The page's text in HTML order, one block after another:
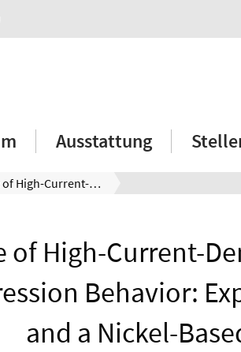
Ausstattung
Influence of High-Current-Density Impulses on the Compression Behavior: Experiments with Iron and a Nickel-Based Alloy
of High-Current-
Behavior:
and a Nickel-